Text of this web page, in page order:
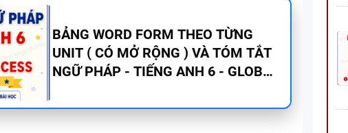
CHUYÊN ĐỀ TÍNH TỪ ĐUÔI _ING VÀ
_ED - CÓ ĐÁP ÁN